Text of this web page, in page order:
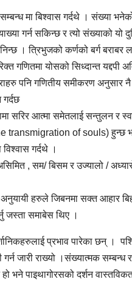
मा बिश्वास गर्दथे । संख्या
गर्न सकिन्छ र त्यो संख्याको यो
। त्रिभुजको कर्णको बर्ग
योसको सिध्दान्त यद्दपी
पनि गणितीय समीकरण
सरिर आत्मा समेतलाई सन्तुलन र
of souls) हुन्छ
गर्दथे ।
, सम/ बिसम र उज्यालो /
अनुयायी हरुले जिबनमा सक्त आहार
जस्ता समाबेस थिए ।
प्रभाव पारेका छन् ।
जारी राख्यो ।संख्यात्मक सम्बन्ध
हो भने पाइथागोरसको दर्शन